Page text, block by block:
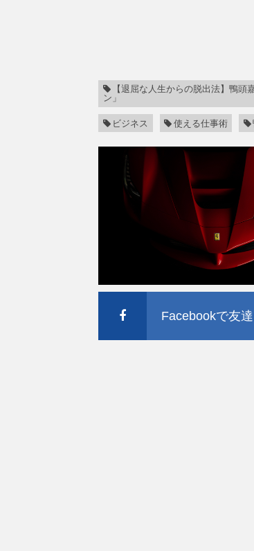
【退屈な人生からの脱出法】鴨
ン」
ビジネス 使える仕事術
Facebookで友